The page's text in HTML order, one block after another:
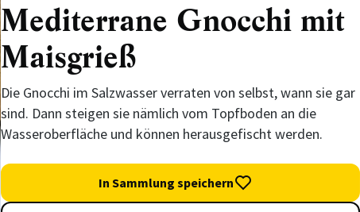
Mediterrane Gnocchi mit
Maisgrieß
Die Gnocchi im Salzwasser verraten von selbst, wann sie gar
sind. Dann steigen sie nämlich vom Topfboden an die
Wasseroberfläche und können herausgefischt werden.
In Sammlung speichern